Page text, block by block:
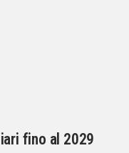
fino al 2029